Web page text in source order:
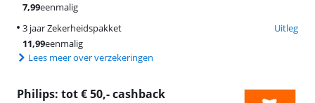
7,99eenmalig
3 jaar Zekerheidspakket
Uitleg
11,99eenmalig
Lees meer over verzekeringen
Philips: tot € 50,- cashback